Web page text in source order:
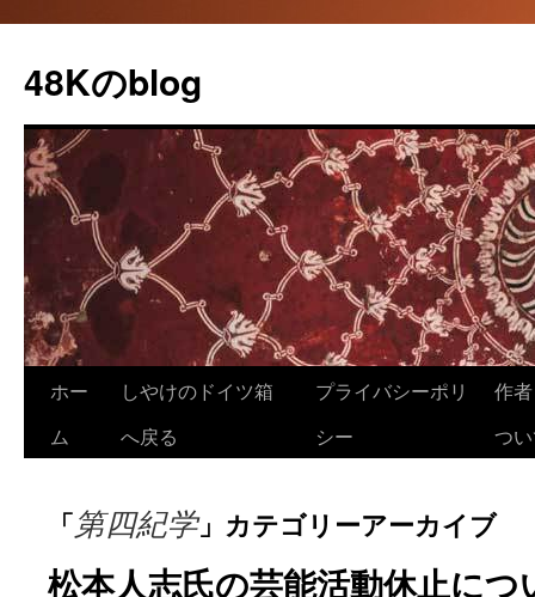
48Kのblog
ツ
ホー
ム
しやけのドイツ箱
へ戻る
プライバシーポリ
シー
作
つ
「第四紀学」カテゴリーアーカイブ
松本人志氏の芸能活動休止に